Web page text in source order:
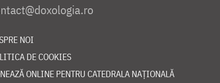
NOI
DE COOKIES
ONLINE PENTRU CATEDRALA NAȚIONALĂ